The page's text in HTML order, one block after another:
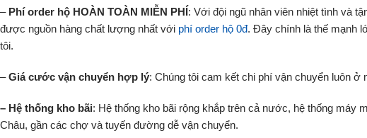
– Phí order hộ HOÀN TOÀN MIỄN PHÍ: Với đội ngũ nhân viên nhiệt tình và
được nguồn hàng chất lượng nhất với phí order hộ 0đ. Đây chính là thế mạnh
tôi.
–Giá cước vận chuyển hợp lý: Chúng tôi cam kết chi phí vận chuyển luôn ở
– Hệ thống kho bãi: Hệ thống kho bãi rộng khắp trên cả nước, hệ thống máy
Châu, gần các chợ và tuyến đường dễ vận chuyển.